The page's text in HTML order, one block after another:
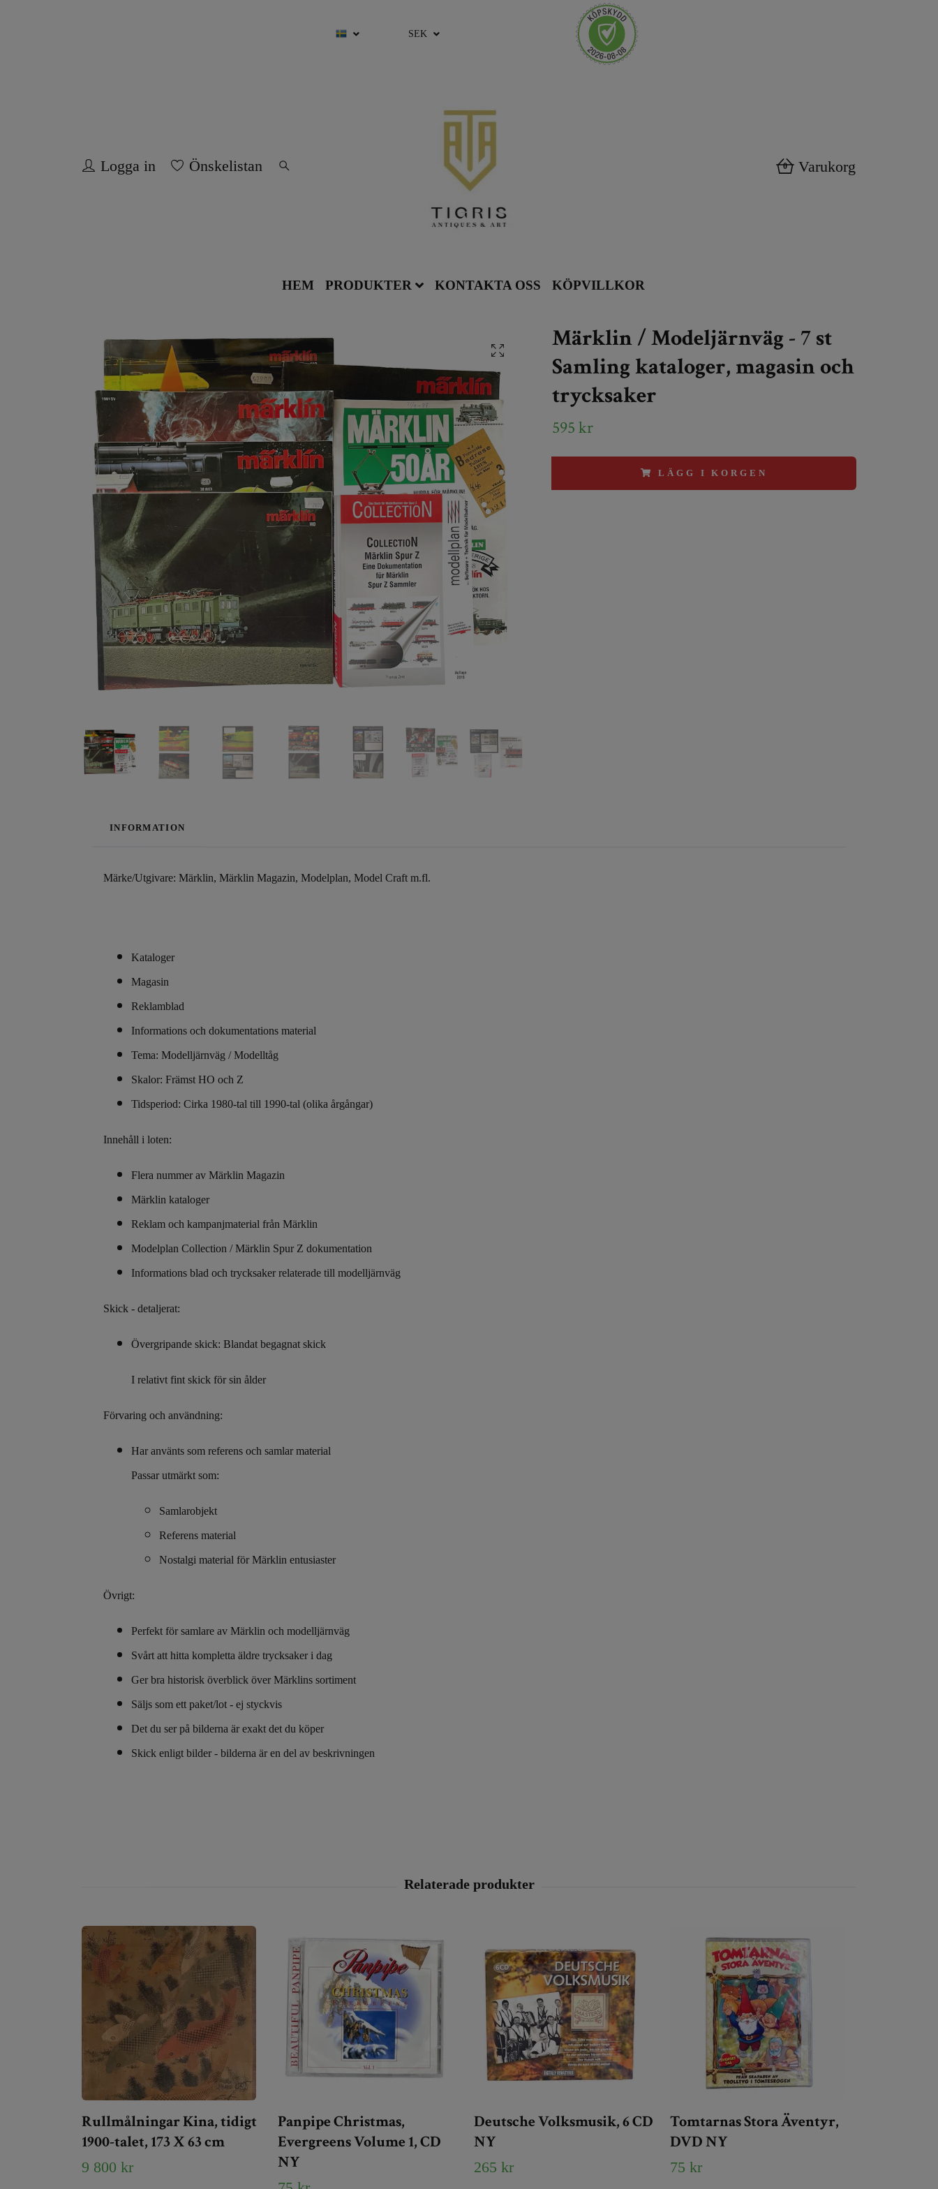
SEK
Logga in Önskelistan 0 Varukorg
HEM PRODUKTER KONTAKTA OSS KÖPVILLKOR
Märklin / Modeljärnväg - 7 st
Samling kataloger, magasin och
trycksaker
595 kr
LÄGG I KORGEN
INFORMATION
Märke/Utgivare: Märklin, Märklin Magazin, Modelplan, Model Craft m.fl.
Kataloger
Magasin
Reklamblad
Informations och dokumentations material
Tema: Modelljärnväg / Modelltåg
Skalor: Främst HO och Z
Tidsperiod: Cirka 1980-tal till 1990-tal (olika årgångar)
Innehåll i loten:
Flera nummer av Märklin Magazin
Märklin kataloger
Reklam och kampanjmaterial från Märklin
Modelplan Collection / Märklin Spur Z dokumentation
Informations blad och trycksaker relaterade till modelljärnväg
Skick - detaljerat:
Övergripande skick: Blandat begagnat skick
I relativt fint skick för sin ålder
Förvaring och användning:
Har använts som referens och samlar material
Passar utmärkt som:
Samlarobjekt
Referens material
Nostalgi material för Märklin entusiaster
Övrigt:
Perfekt för samlare av Märklin och modelljärnväg
Svårt att hitta kompletta äldre trycksaker i dag
Ger bra historisk överblick över Märklins sortiment
Säljs som ett paket/lot - ej styckvis
Det du ser på bilderna är exakt det du köper
Skick enligt bilder - bilderna är en del av beskrivningen
Rullmålningar Kina, tidigt
1900-talet, 173 X 63 cm
9 800 kr
Panpipe Christmas,
Evergreens Volume 1, CD
NY
Deutsche Volksmusik, 6 ​​​​​CD
NY
265 kr
Tomtarnas Stora Äventyr,
DVD NY
75 kr